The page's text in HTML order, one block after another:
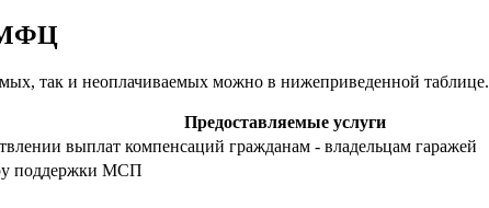
МФЦ
так и неоплачиваемых можно в нижеприведенной таблице.
Предоставляемые услуги
выплат компенсаций гражданам - владельцам гаражей
поддержки МСП